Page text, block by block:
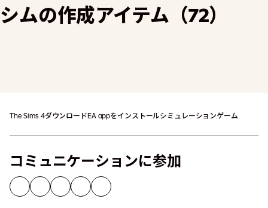
シムの作成アイテム（72）
The Sims 4ダウンロード EA appをインストールシミュレーションゲーム
コミュニケーションに参加